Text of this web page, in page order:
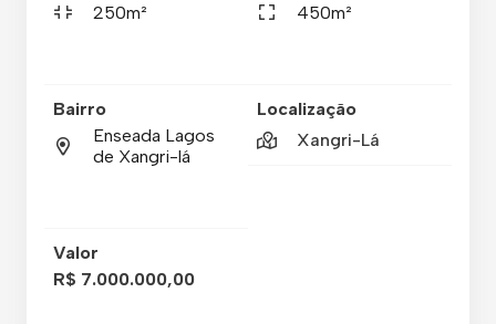
250m²
450m²
Bairro
Enseada Lagos
de Xangri-lá
Localização
Xangri-Lá
Valor
R$ 7.000.000,00